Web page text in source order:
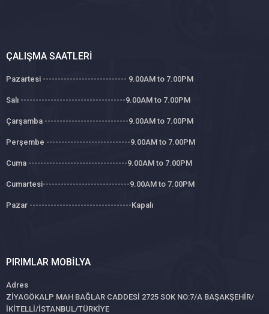
ÇALIŞMA SAATLERI
Pazartesi ---------------------------- 9.00AM to 7.00PM
Salı -----------------------------------9.00AM to 7.00PM
Çarşamba ----------------------------9.00AM to 7.00PM
Perşembe ----------------------------9.00AM to 7.00PM
Cuma ---------------------------------9.00AM to 7.00PM
Cumartesi-----------------------------9.00AM to 7.00PM
Pazar ----------------------------------Kapalı
PIRIMLAR MOBILYA
Adres
ZİYAGÖKALP MAH BAĞLAR CADDESİ 2725 SOK NO:7/A BAŞAKŞEHİR/
İKİTELLİ/İSTANBUL/TÜRKİYE